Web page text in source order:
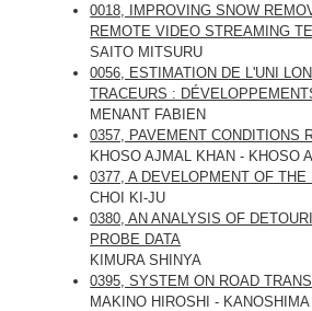
0018, IMPROVING SNOW
REMOTE VIDEO STREAMING
SAITO MITSURU
0056, ESTIMATION DE L'UNI
TRACEURS :
MENANT FABIEN
0357, PAVEMENT CONDITIONS
KHOSO AJMAL KHAN - KHOSO
0377, A DEVELOPMENT OF
CHOI KI-JU
0380, AN ANALYSIS OF
PROBE DATA
KIMURA SHINYA
0395, SYSTEM ON ROAD
MAKINO HIROSHI -